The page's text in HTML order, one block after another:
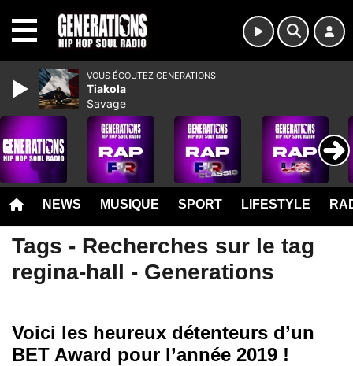
NEWS MUSIQUE SPORT LIFESTYLE
Tags - Recherches sur le tag
regina-hall - Generations
Voici les heureux détenteurs d’un
BET Award pour l’année 2019 !
VOUS ÉCOUTEZ GENERATIONS
Tiakola
Savage